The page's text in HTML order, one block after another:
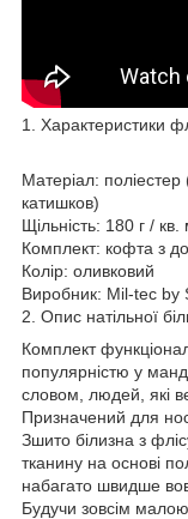
1. Характеристики
Матеріал:
катишков)
Щільність: 180 г / кв.
Комплект: кофта з
Колір: оливковий
Виробник: Mil-tec by
2. Опис натільної
Комплект
популярністю у
словом, людей, які
Призначений для
Зшито білизна з
тканину на основі
набагато швидше
Будучи зовсім